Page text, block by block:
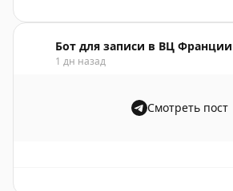
Бот для записи в ВЦ Франции
1 дн назад
Смотреть пост